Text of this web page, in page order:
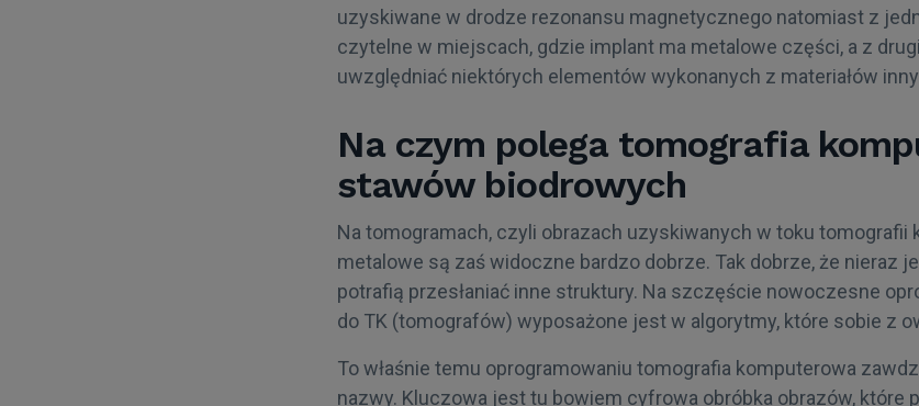
uzyskiwane w drodze rezonansu magnetycznego natomiast z
czytelne w miejscach, gdzie implant ma metalowe części, a z
uwzględniać niektórych elementów wykonanych z materiałów
Na czym polega tomografia
stawów biodrowych
Na tomogramach, czyli obrazach uzyskiwanych w toku tomografii
metalowe są zaś widoczne bardzo dobrze. Tak dobrze, że nieraz
potrafią przesłaniać inne struktury. Na szczęście nowoczesne
do TK (tomografów) wyposażone jest w algorytmy, które sobie z
To właśnie temu oprogramowaniu tomografia komputerowa
nazwy. Kluczowa jest tu bowiem cyfrowa obróbka obrazów, które